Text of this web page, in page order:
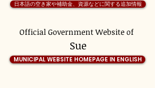
Sue
Official Government Website of
日本語の空き家や補助金、資源などに関する追加情報
MUNICIPAL WEBSITE HOMEPAGE IN ENGLISH